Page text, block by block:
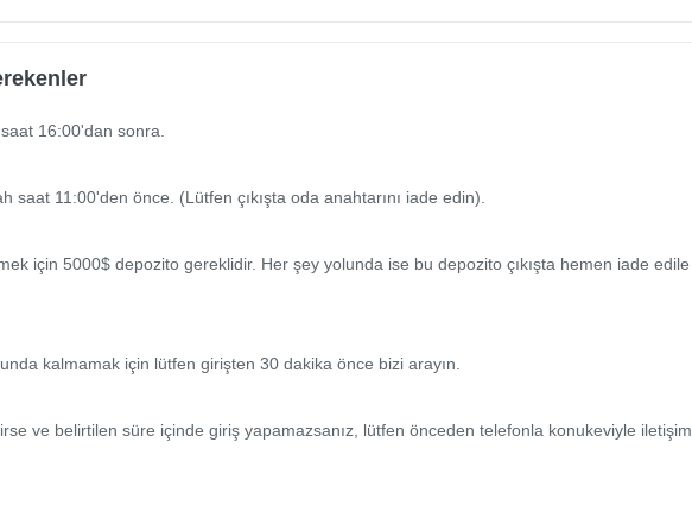
16:00'dan sonra.
saat 11:00'den önce. (Lütfen çıkışta oda anahtarını iade edin).
için 5000$ depozito gereklidir. Her şey yolunda ise bu depozito çıkışta hemen iade edile
kalmamak için lütfen girişten 30 dakika önce bizi arayın.
ve belirtilen süre içinde giriş yapamazsanız, lütfen önceden telefonla konukeviyle iletişim